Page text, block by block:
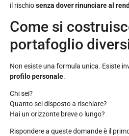
il rischiosenza dover rinunciare al
Come si
portafoglio
Non esiste una formula unica. Esiste
profilo personale.
Chi sei?
Quanto sei disposto a rischiare?
Hai un orizzonte breve o lungo?
Rispondere a queste domande è il